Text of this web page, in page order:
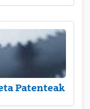
Patenteak